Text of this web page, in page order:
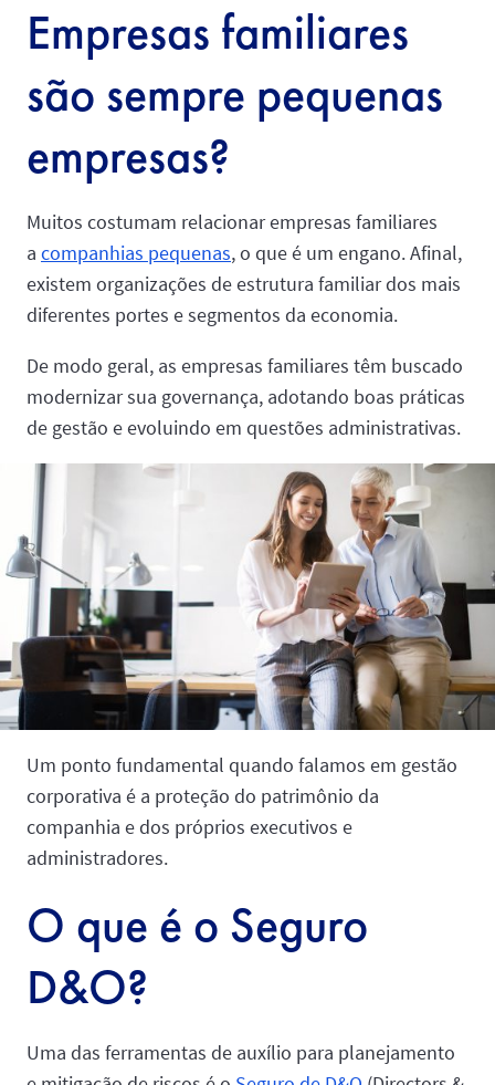
Empresas familiares
são sempre pequenas
empresas?
Muitos costumam relacionar empresas familiares
a companhias pequenas, o que é um engano. Afinal,
existem organizações de estrutura familiar dos mais
diferentes portes e segmentos da economia.
De modo geral, as empresas familiares têm buscado
modernizar sua governança, adotando boas práticas
de gestão e evoluindo em questões administrativas.
Um ponto fundamental quando falamos em gestão
corporativa é a proteção do patrimônio da
companhia e dos próprios executivos e
administradores.
O que é o Seguro
D&O?
Uma das ferramentas de auxílio para planejamento